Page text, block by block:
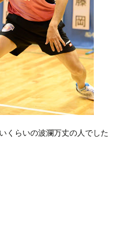
くらいの波瀾万丈の人でした